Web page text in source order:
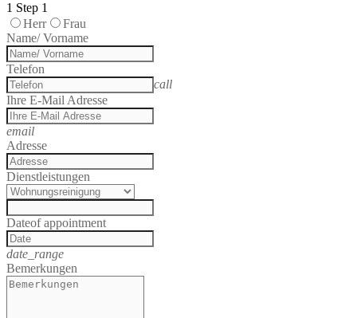
1 Step 1
Herr
Frau
Name/ Vorname
Telefon
call
Ihre E-Mail Adresse
email
Adresse
Dienstleistungen
Dateof appointment
date_range
Bemerkungen